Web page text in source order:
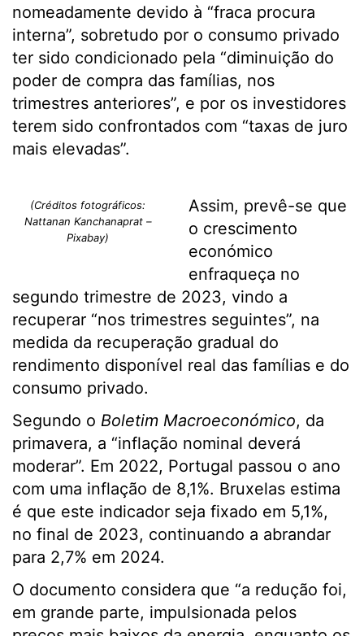
nomeadamente devido à “fraca procura
interna”, sobretudo por o consumo privado
ter sido condicionado pela “diminuição do
poder de compra das famílias, nos
trimestres anteriores”, e por os investidores
terem sido confrontados com “taxas de juro
mais elevadas”.
(Créditos fotográficos:
Nattanan Kanchanaprat –
Pixabay)
Assim, prevê-se que
o crescimento
económico
enfraqueça no
segundo trimestre de 2023, vindo a
recuperar “nos trimestres seguintes”, na
medida da recuperação gradual do
rendimento disponível real das famílias e do
consumo privado.
Segundo o Boletim Macroeconómico, da
primavera, a “inflação nominal deverá
moderar”. Em 2022, Portugal passou o ano
com uma inflação de 8,1%. Bruxelas estima
é que este indicador seja fixado em 5,1%,
no final de 2023, continuando a abrandar
para 2,7% em 2024.
O documento considera que “a redução foi,
em grande parte, impulsionada pelos